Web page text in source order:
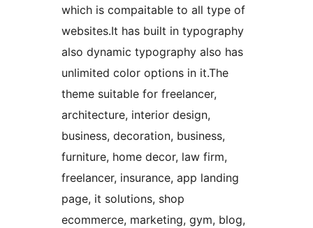
which is compaitable to all type of
websites.It has built in typography
also dynamic typography also has
unlimited color options in it.The
theme suitable for freelancer,
architecture, interior design,
business, decoration, business,
furniture, home decor, law firm,
freelancer, insurance, app landing
page, it solutions, shop
ecommerce, marketing, gym, blog,